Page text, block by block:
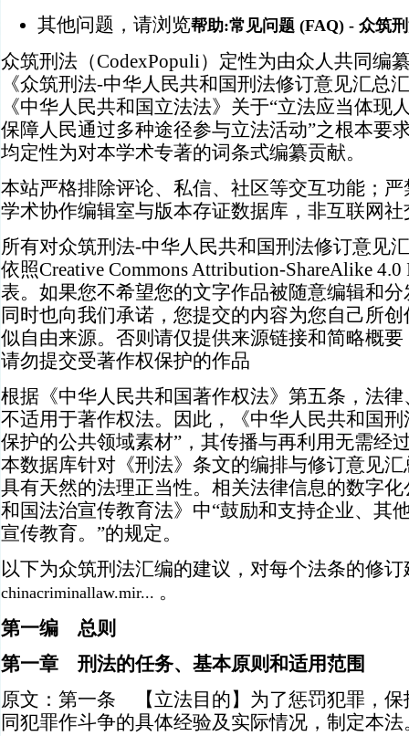
其他问题，请浏览帮助:常见问题 (FAQ) - 众筑
众筑刑法（CodexPopuli）定性为由众人共同编
《众筑刑法-中华人民共和国刑法修订意见汇总
《中华人民共和国立法法》关于“立法应当体现
保障人民通过多种途径参与立法活动”之根本要
均定性为对本学术专著的词条式编纂贡献。
本站严格排除评论、私信、社区等交互功能；
学术协作编辑室与版本存证数据库，非互联网社
所有对众筑刑法-中华人民共和国刑法修订意见
依照Creative Commons Attribution-ShareAlike
表。如果您不希望您的文字作品被随意编辑和
同时也向我们承诺，您提交的内容为您自己所
似自由来源。否则请仅提供来源链接和简略概
请勿提交受著作权保护的作品
根据《中华人民共和国著作权法》第五条，法
不适用于著作权法。因此，《中华人民共和国
保护的公共领域素材”，其传播与再利用无需经
本数据库针对《刑法》条文的编排与修订意见
具有天然的法理正当性。相关法律信息的数字
和国法治宣传教育法》中“鼓励和支持企业、其
宣传教育。”的规定。
以下为众筑刑法汇编的建议，对每个法条的修
chinacriminallaw.mir... 。
第一编 总则
第一章 刑法的任务、基本原则和适用范围
原文：第一条 【立法目的】为了惩罚犯罪，保
同犯罪作斗争的具体经验及实际情况，制定本法